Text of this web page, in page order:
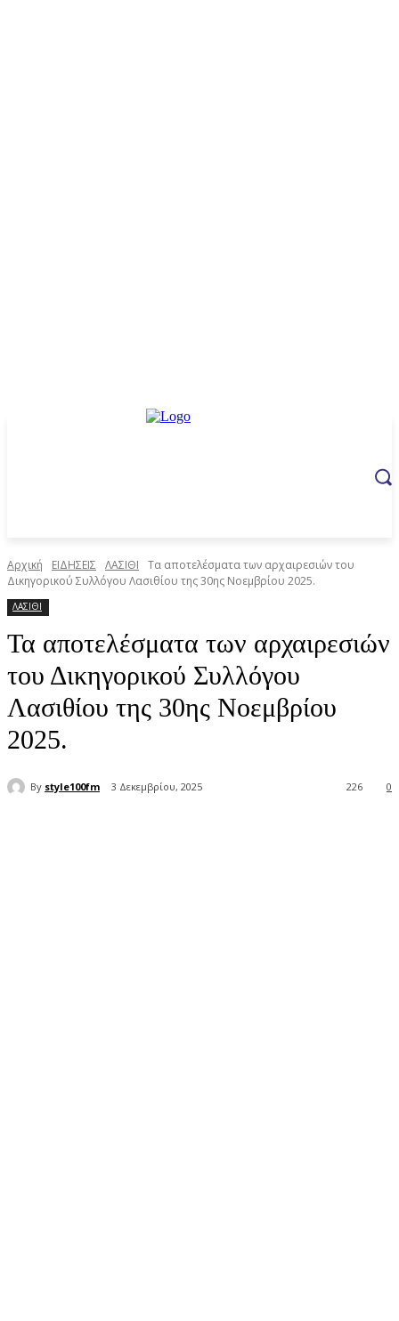
Αρχική ΕΙΔΗΣΕΙΣ ΛΑΣΙΘΙ
Τα αποτελέσματα των αρχαιρεσιών του
Δικηγορικού Συλλόγου Λασιθίου της 30ης Νοεμβρίου 2025.
ΛΑΣΙΘΙ
Τα αποτελέσματα των αρχαιρεσιών
του Δικηγορικού Συλλόγου
Λασιθίου της 30ης Νοεμβρίου
2025.
By style100fm 3 Δεκεμβρίου, 2025 0
226